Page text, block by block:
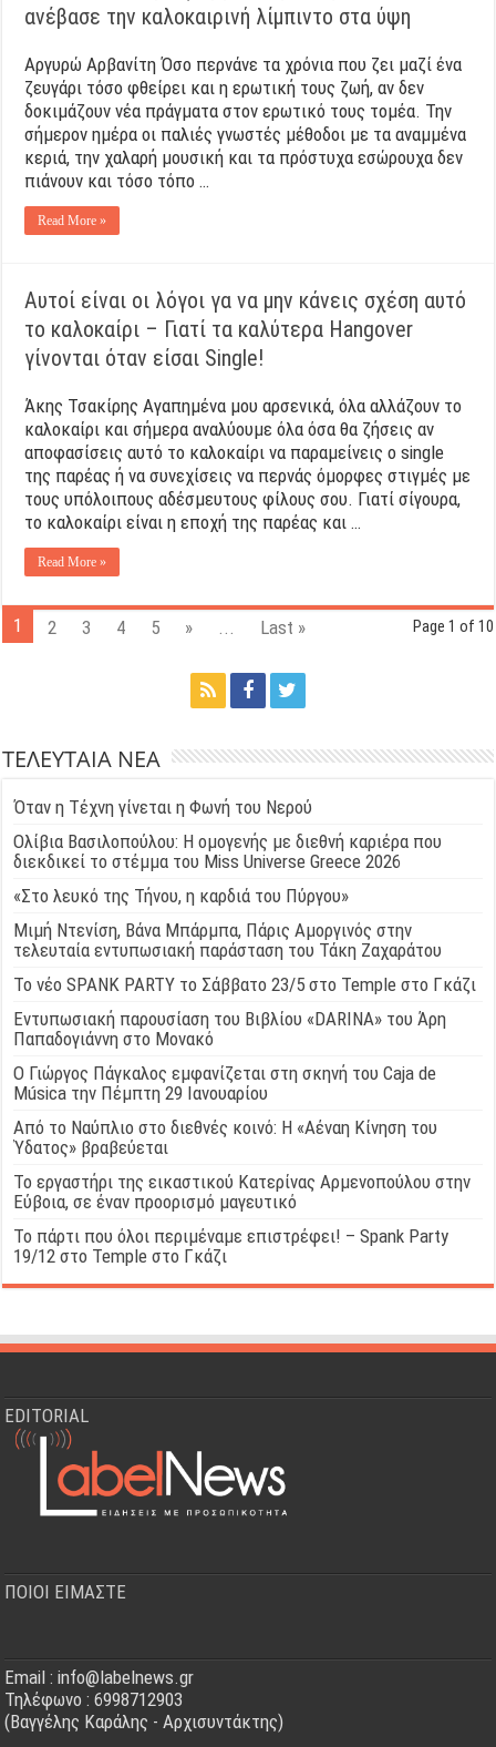
ανέβασε την καλοκαιρινή λίμπιντο στα ύψη
Αργυρώ Αρβανίτη Όσο περνάνε τα χρόνια που ζει μαζί ένα
ζευγάρι τόσο φθείρει και η ερωτική τους ζωή, αν δεν
δοκιμάζουν νέα πράγματα στον ερωτικό τους τομέα. Την
σήμερον ημέρα οι παλιές γνωστές μέθοδοι με τα αναμμένα
κεριά, την χαλαρή μουσική και τα πρόστυχα εσώρουχα δεν
πιάνουν και τόσο τόπο …
Read More »
Αυτοί είναι οι λόγοι γα να μην κάνεις σχέση αυτό
το καλοκαίρι – Γιατί τα καλύτερα Hangover
γίνονται όταν είσαι Single!
Άκης Τσακίρης Αγαπημένα μου αρσενικά, όλα αλλάζουν το
καλοκαίρι και σήμερα αναλύουμε όλα όσα θα ζήσεις αν
αποφασίσεις αυτό το καλοκαίρι να παραμείνεις ο single
της παρέας ή να συνεχίσεις να περνάς όμορφες στιγμές με
τους υπόλοιπους αδέσμευτους φίλους σου. Γιατί σίγουρα,
το καλοκαίρι είναι η εποχή της παρέας και …
Read More »
Page 1 of 10
1 2 3 4 5 » Last »
ΤΕΛΕΥΤΑΙΑ ΝΕΑ
Όταν η Τέχνη γίνεται η Φωνή του Νερού
Ολίβια Βασιλοπούλου: Η ομογενής με διεθνή καριέρα που
διεκδικεί το στέμμα του Miss Universe Greece 2026
«Στο λευκό της Τήνου, η καρδιά του Πύργου»
Μιμή Ντενίση, Βάνα Μπάρμπα, Πάρις Αμοργινός στην
τελευταία εντυπωσιακή παράσταση του Τάκη Ζαχαράτου
Το νέο SPANK PARTY το Σάββατο 23/5 στο Temple στο Γκάζι
Εντυπωσιακή παρουσίαση του Βιβλίου «DARINA» του Άρη
Παπαδογιάννη στο Μονακό
Ο Γιώργος Πάγκαλος εμφανίζεται στη σκηνή του Caja de
Música την Πέμπτη 29 Ιανουαρίου
Από το Ναύπλιο στο διεθνές κοινό: Η «Αέναη Κίνηση του
Ύδατος» βραβεύεται
Το εργαστήρι της εικαστικού Κατερίνας Αρμενοπούλου στην
Εύβοια, σε έναν προορισμό μαγευτικό
Το πάρτι που όλοι περιμέναμε επιστρέφει! – Spank Party
19/12 στο Temple στο Γκάζι
EDITORIAL
ΠΟΙΟΙ ΕΙΜΑΣΤΕ
Email : info@labelnews.gr
Τηλέφωνο : 6998712903
(Βαγγέλης Καράλης - Αρχισυντάκτης)